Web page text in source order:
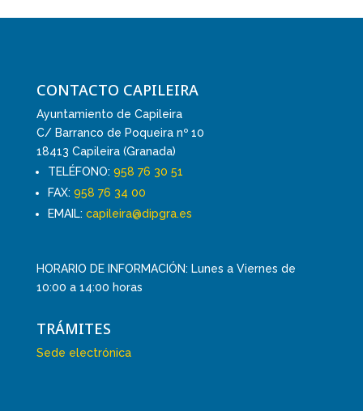
CONTACTO CAPILEIRA
Ayuntamiento de Capileira
C/ Barranco de Poqueira nº 10
18413 Capileira (Granada)
TELÉFONO: 958 76 30 51
FAX: 958 76 34 00
EMAIL: capileira@dipgra.es
HORARIO DE INFORMACIÓN: Lunes a Viernes de
10:00 a 14:00 horas
TRÁMITES
Sede electrónica